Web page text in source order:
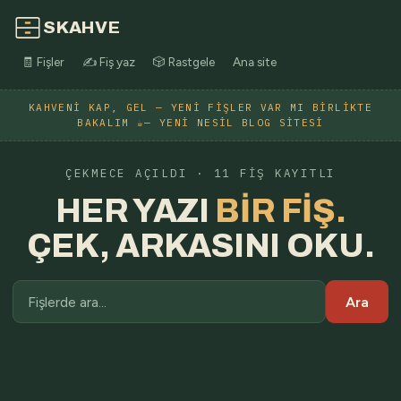
SKAHVE
🧾 Fişler ✍️ Fiş yaz 🎲 Rastgele Ana site
KAHVENI KAP, GEL — YENI FIŞLER VAR MI BIRLIKTE
BAKALIM ☕— YENI NESIL BLOG SITESI
ÇEKMECE AÇILDI · 11 FIŞ KAYITLI
HER YAZI
BIR FIŞ.
ÇEK, ARKASINI OKU.
Ara